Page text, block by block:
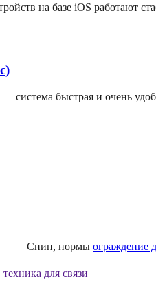
на базе iOS работают
система быстрая и очень
Снип, нормы ограждение
для связи